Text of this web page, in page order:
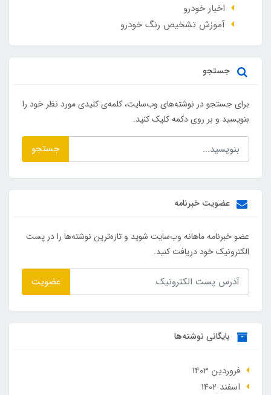
اخبار خودرو
آموزش تشخیص رنگ خودرو
جستجو
برای جستجو در نوشته‌های وب‌سایت، کلمه‌ی کلیدی مورد نظر خود را
بنویسید و بر روی دکمه کلیک کنید.
جستجو
عضویت خبرنامه
عضو خبرنامه ماهانه وب‌سایت شوید و تازه‌ترین نوشته‌ها را در پست
الکترونیک خود دریافت کنید.
عضویت
بایگانی نوشته‌ها
فروردین 1403
اسفند 1402